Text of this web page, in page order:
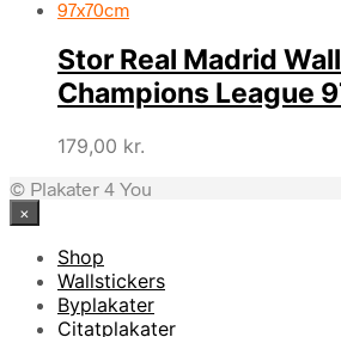
169,00 kr..99,00 kr..
Stor Real Madrid
Champions League
179,00 kr.
© Plakater 4 You
×
Shop
Wallstickers
Byplakater
Citatplakater